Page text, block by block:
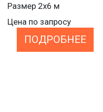
Размер 2х6 м
Цена по запросу
ПОДРОБНЕЕ